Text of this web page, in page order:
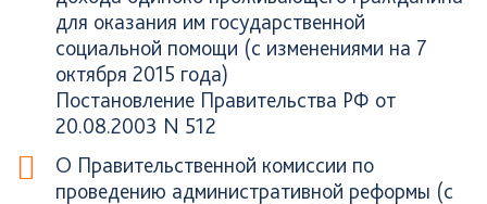
для оказания им государственной
социальной помощи (с изменениями на 7
октября 2015 года)
Постановление Правительства РФ от
20.08.2003 N 512
О Правительственной комиссии по
проведению административной реформы (с